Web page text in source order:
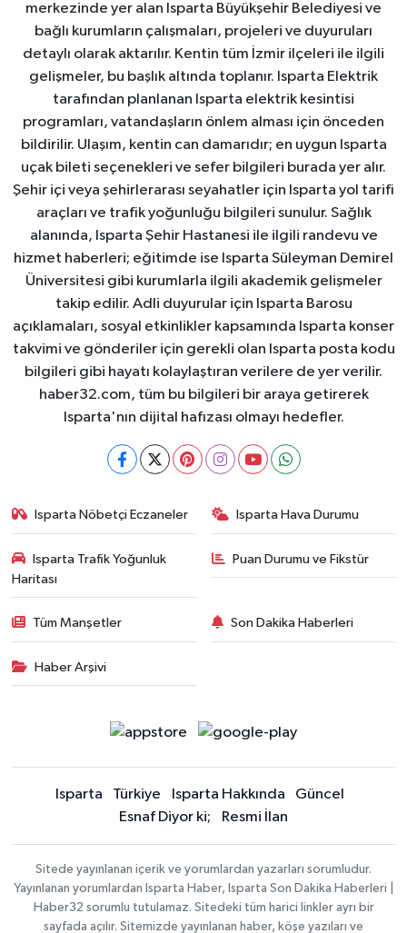
merkezinde yer alan Isparta Büyükşehir Belediyesi ve
bağlı kurumların çalışmaları, projeleri ve duyuruları
detaylı olarak aktarılır. Kentin tüm İzmir ilçeleri ile ilgili
gelişmeler, bu başlık altında toplanır. Isparta Elektrik
tarafından planlanan Isparta elektrik kesintisi
programları, vatandaşların önlem alması için önceden
bildirilir. Ulaşım, kentin can damarıdır; en uygun Isparta
uçak bileti seçenekleri ve sefer bilgileri burada yer alır.
Şehir içi veya şehirlerarası seyahatler için Isparta yol tarifi
araçları ve trafik yoğunluğu bilgileri sunulur. Sağlık
alanında, Isparta Şehir Hastanesi ile ilgili randevu ve
hizmet haberleri; eğitimde ise Isparta Süleyman Demirel
Üniversitesi gibi kurumlarla ilgili akademik gelişmeler
takip edilir. Adli duyurular için Isparta Barosu
açıklamaları, sosyal etkinlikler kapsamında Isparta konser
takvimi ve gönderiler için gerekli olan Isparta posta kodu
bilgileri gibi hayatı kolaylaştıran verilere de yer verilir.
haber32.com, tüm bu bilgileri bir araya getirerek
Isparta'nın dijital hafızası olmayı hedefler.
Isparta Nöbetçi Eczaneler Isparta Hava Durumu
Isparta Trafik Yoğunluk
Haritası
Puan Durumu ve Fikstür
Tüm Manşetler Son Dakika Haberleri
Haber Arşivi
Isparta Türkiye Isparta Hakkında
Güncel
Esnaf Diyor ki;
Resmi İlan
Sitede yayınlanan içerik ve yorumlardan yazarları sorumludur.
Yayınlanan yorumlardan Isparta Haber, Isparta Son Dakika Haberleri |
Haber32 sorumlu tutulamaz. Sitedeki tüm harici linkler ayrı bir
sayfada açılır. Sitemizde yayınlanan haber, köşe yazıları ve